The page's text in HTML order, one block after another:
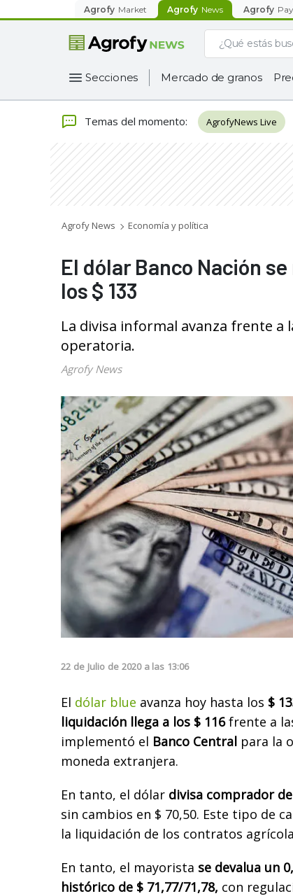
Agrofy Market Agrofy News Agrofy Pay
Secciones Mercado de granos
Temas del momento: AgrofyNews Live
Agrofy News Economía y política
El dólar Banco Nación
los $ 133
La divisa informal avanza frente a
operatoria.
Agrofy News
22 de Julio de 2020 a las 13:06
El dólar blue avanza hoy hasta los $
liquidación llega a los $ 116frente a
implementó el Banco Central para la
moneda extranjera.
En tanto, el dólar divisa comprador
sin cambios en $ 70,50. Este tipo de
la liquidación de los contratos
En tanto, el mayorista se devalua un
histórico de $ 71,77/71,78, con